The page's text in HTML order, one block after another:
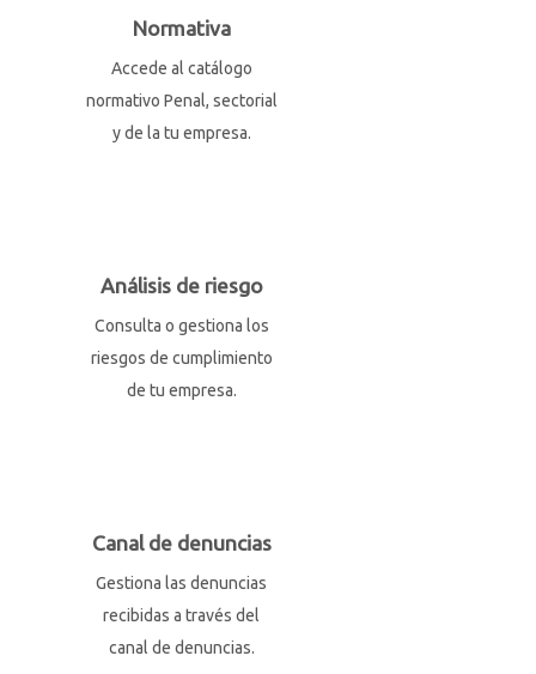
Normativa
Accede al catálogo
normativo Penal, sectorial
y de la tu empresa.
Análisis de riesgo
Consulta o gestiona los
riesgos de cumplimiento
de tu empresa.
Canal de denuncias
Gestiona las denuncias
recibidas a través del
canal de denuncias.